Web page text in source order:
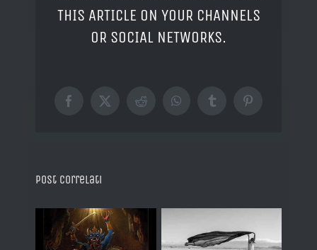
THIS ARTICLE ON YOUR CHANNELS
OR SOCIAL NETWORKS.
Facebook
X RedditWhatsAppTumblrPinterest
Post correlati